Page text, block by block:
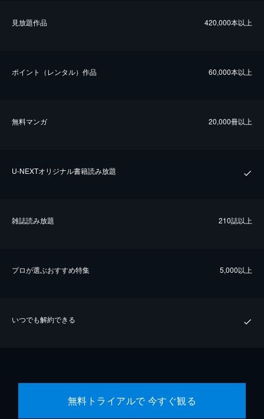
⾒放題作品 420,000本以上
ポイント（レンタル）作品 60,000本以上
無料マンガ 20,000冊以上
U-NEXTオリジナル書籍読み放題
雑誌読み放題 210誌以上
プロが選ぶおすすめ特集 5,000以上
いつでも解約できる
無料トライアルで 今すぐ観る